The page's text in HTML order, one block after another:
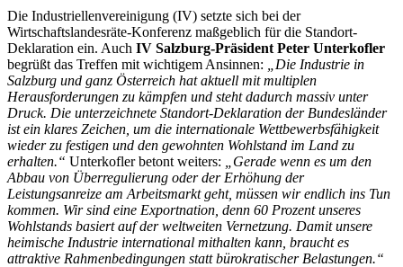
Die Industriellenvereinigung (IV) setzte sich bei der
Wirtschaftslandesräte-Konferenz maßgeblich für die Standort-
Deklaration ein. Auch IV Salzburg-Präsident Peter Unterkofler
begrüßt das Treffen mit wichtigem Ansinnen:
„Die Industrie in
Salzburg und ganz Österreich hat aktuell mit multiplen
Herausforderungen zu kämpfen und steht dadurch massiv unter
Druck. Die unterzeichnete Standort-Deklaration der Bundesländer
ist ein klares Zeichen, um die internationale Wettbewerbsfähigkeit
wieder zu festigen und den gewohnten Wohlstand im Land zu
erhalten.“ Unterkofler betont weiters:
„Gerade wenn es um den
Abbau von Überregulierung oder der Erhöhung der
Leistungsanreize am Arbeitsmarkt geht, müssen wir endlich ins Tun
kommen. Wir sind eine Exportnation, denn 60 Prozent unseres
Wohlstands basiert auf der weltweiten Vernetzung. Damit unsere
heimische Industrie international mithalten kann, braucht es
attraktive Rahmenbedingungen statt bürokratischer Belastungen.“